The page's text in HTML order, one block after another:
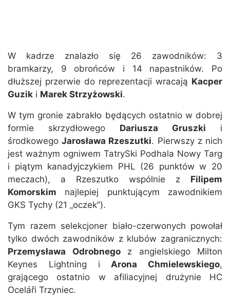
W kadrze znalazło się 26 zawodników: 3
bramkarzy, 9 obrońców i 14 napastników. Po
dłuższej przerwie do reprezentacji wracają Kacper
Guzik i Marek Strzyżowski.
W tym gronie zabrakło będących ostatnio w dobrej
formie skrzydłowego Dariusza Gruszki i
środkowegoJarosława Rzeszutki. Pierwszy z nich
jest ważnym ogniwem TatrySki Podhala Nowy Targ
i piątym kanadyjczykiem PHL (26 punktów w 20
meczach), a Rzeszutko wspólnie z Filipem
Komorskim najlepiej punktującym zawodnikiem
GKS Tychy (21 „oczek”).
Tym razem selekcjoner biało-czerwonych powołał
tylko dwóch zawodników z klubów zagranicznych:
Przemysława Odrobnegoz angielskiego Milton
Keynes Lightning iArona Chmielewskiego,
grającego ostatnio w afiliacyjnej drużynie HC
Oceláři Trzyniec.